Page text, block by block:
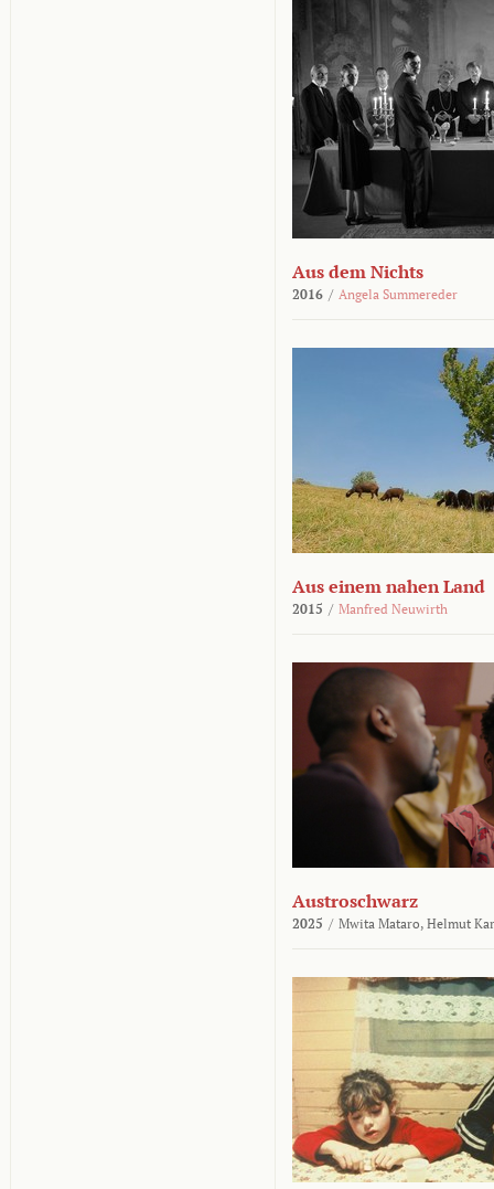
Aus dem Nichts
2016 / Angela Summereder
Aus einem nahen Land
2015 / Manfred Neuwirth
Austroschwarz
2025 / Mwita Mataro, Helmut